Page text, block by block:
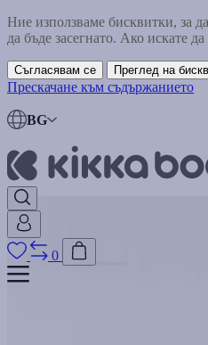
Ние използваме бисквитки, за
да бъде засегнато. Ако искате
Съгласявам се Преглед на
Прескачане към съдържанието
BG
0